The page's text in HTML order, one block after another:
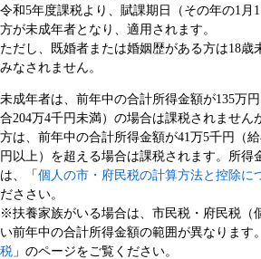
令和5年度課税より、賦課期日（その年の1月
方が未成年者となり、適用されます。
ただし、既婚者または婚姻歴がある方は18歳
みなされません。
未成年者は、前年中の合計所得金額が135万
合204万4千円未満）の場合は課税されません
方は、前年中の合計所得金額が41万5千円（
円以上）を超える場合は課税されます。所得
は、「個人の市・府民税の計算方法と控除に
だささい。
※扶養家族がいる場合は、市民税・府民税（
い前年中の合計所得金額の範囲が異なります
税 」のページをご覧ください。